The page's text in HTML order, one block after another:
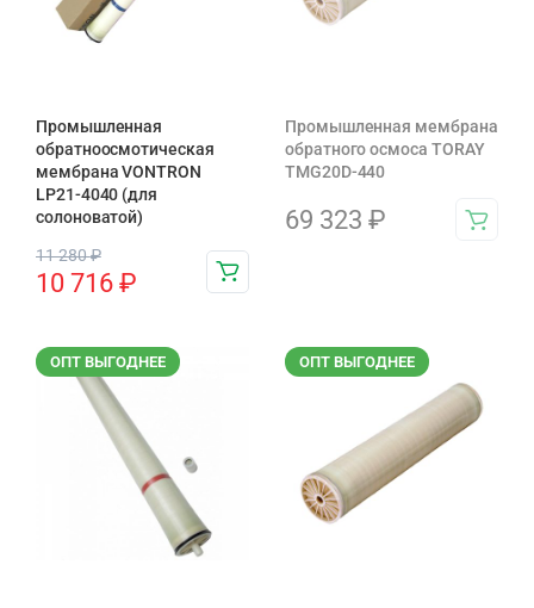
Промышленная
обратноосмотическая
мембрана VONTRON
LP21-4040 (для
солоноватой)
11 280₽
10 716 ₽
Промышленная мембрана
обратного осмоса TORAY
TMG20D-440
69 323 ₽
ОПТ ВЫГОДНЕЕ ОПТ ВЫГОДНЕЕ